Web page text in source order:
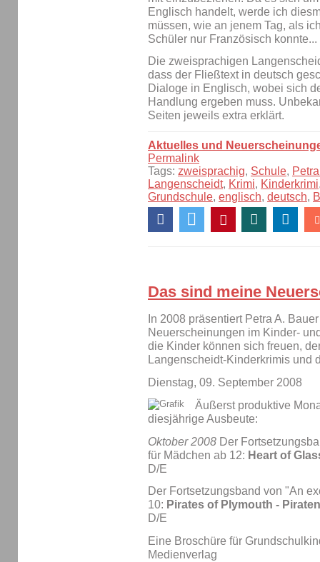
Englisch handelt, werde ich
müssen, wie an jenem Tag, als
Schüler nur Französisch konnte...
Die zweisprachigen
dass der Fließtext in deutsch
Dialoge in Englisch, wobei sich
Handlung ergeben muss.
Seiten jeweils extra erklärt.
Aktuelles und
Permalink
Tags: zweisprachig, Schule,
Langenscheidt, Krimi, Kinderkrimi
Grundschule, englisch, deutsch,
Das sind meine
In 2008 präsentiert Petra A.
Neuerscheinungen im Kinder-
die Kinder können sich freuen,
Langenscheidt-Kinderkrimis und
Dienstag, 09. September 2008
Äußerst produktive
diesjährige Ausbeute:
Oktober 2008 Der
für Mädchen ab 12: Heart of
D/E
Der Fortsetzungsband von "An
10: Pirates of Plymouth -
D/E
Eine Broschüre für
Medienverlag